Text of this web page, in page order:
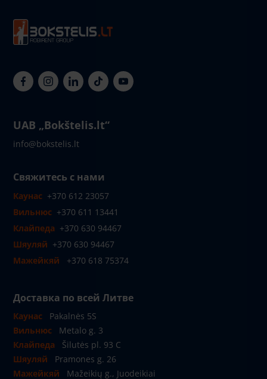
UAB „Bokštelis.lt“
info@bokstelis.lt
Свяжитесь с нами
Каунас +370 612 23057
Вильнюс +370 611 13441
Клайпеда +370 630 94467
Шяуляй +370 630 94467
Мажейкяй
+370 618 75374
Доставка по всей Литве
Каунас
Pakalnės 5S
Вильнюс
Metalo g. 3
Клайпеда
Šilutės pl. 93 C
Шяуляй
Pramones g. 26
Мажейкяй
Mažeikių g., Juodeikiai